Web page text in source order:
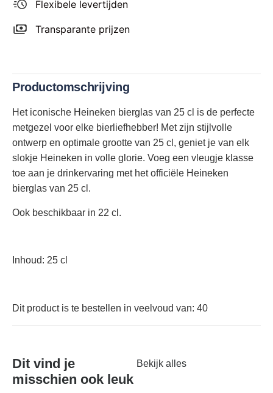
Flexibele levertijden
Transparante prijzen
Productomschrijving
Het iconische Heineken bierglas van 25 cl is de perfecte
metgezel voor elke bierliefhebber! Met zijn stijlvolle
ontwerp en optimale grootte van 25 cl, geniet je van elk
slokje Heineken in volle glorie. Voeg een vleugje klasse
toe aan je drinkervaring met het officiële Heineken
bierglas van 25 cl.
Ook beschikbaar in 22 cl.
Inhoud: 25 cl
Dit product is te bestellen in veelvoud van: 40
Dit vind je
misschien ook leuk
Bekijk alles